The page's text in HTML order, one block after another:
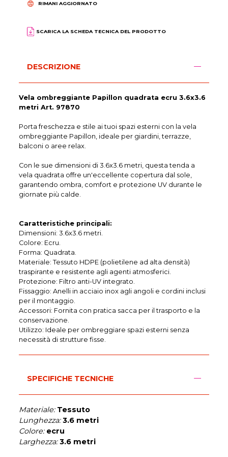
RIMANI AGGIORNATO
SCARICA LA SCHEDA TECNICA DEL PRODOTTO
DESCRIZIONE
Vela ombreggiante Papillon quadrata ecru 3.6x3.6
metri Art. 97870
Porta freschezza e stile ai tuoi spazi esterni con la vela
ombreggiante Papillon, ideale per giardini, terrazze,
balconi o aree relax.
Con le sue dimensioni di 3.6x3.6 metri, questa tenda a
vela quadrata offre un'eccellente copertura dal sole,
garantendo ombra, comfort e protezione UV durante le
giornate più calde.
Caratteristiche principali:
Dimensioni: 3.6x3.6 metri.
Colore: Ecru.
Forma: Quadrata.
Materiale: Tessuto HDPE (polietilene ad alta densità)
traspirante e resistente agli agenti atmosferici.
Protezione: Filtro anti-UV integrato.
Fissaggio: Anelli in acciaio inox agli angoli e cordini inclusi
per il montaggio.
Accessori: Fornita con pratica sacca per il trasporto e la
conservazione.
Utilizzo: Ideale per ombreggiare spazi esterni senza
necessità di strutture fisse.
SPECIFICHE TECNICHE
Materiale: Tessuto
Lunghezza: 3.6 metri
Colore: ecru
Larghezza: 3.6 metri